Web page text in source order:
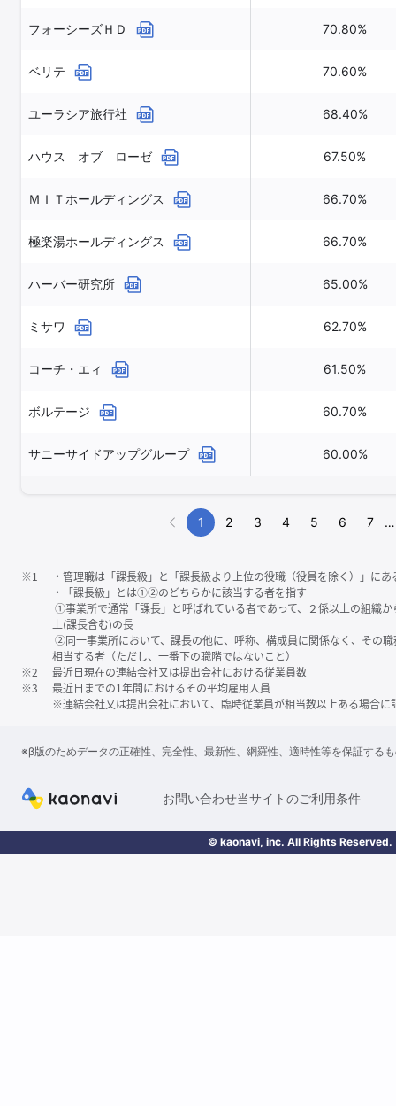
フォーシーズＨＤ 70.80%
ベリテ 70.60%
ユーラシア旅行社 68.40%
ハウス オブ ローゼ 67.50%
ＭＩＴホールディングス 66.70%
極楽湯ホールディングス 66.70%
ハーバー研究所 65.00%
ミサワ 62.70%
コーチ・エィ 61.50%
ボルテージ 60.70%
サニーサイドアップグループ 60.00%
1 2 3 4 5 6 7 …
※1
・管理職は「課⻑級」と「課⻑級より上位の役職（役員を除く）」に
・「課⻑級」とは①②のどちらかに該当する者を指す
①事業所で通常「課⻑」と呼ばれている者であって、２係以上の組織
上(課⻑含む)の⻑
②同一事業所において、課⻑の他に、呼称、構成員に関係なく、その
相当する者（ただし、一番下の職階ではないこと）
※2
最近日現在の連結会社又は提出会社における従業員数
※3
最近日までの1年間におけるその平均雇用人員
※連結会社又は提出会社において、臨時従業員が相当数以上ある場合に
※β版のためデータの正確性、完全性、最新性、網羅性、適時性等を保証する
お問い合わせ当サイトのご利用条件
© kaonavi, inc. All Rights Reserved.